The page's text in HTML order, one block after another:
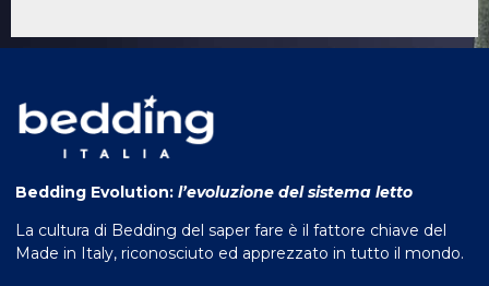
Bedding Evolution: l’evoluzione del sistema letto
La cultura di Bedding del saper fare è il fattore chiave del
Made in Italy, riconosciuto ed apprezzato in tutto il mondo.